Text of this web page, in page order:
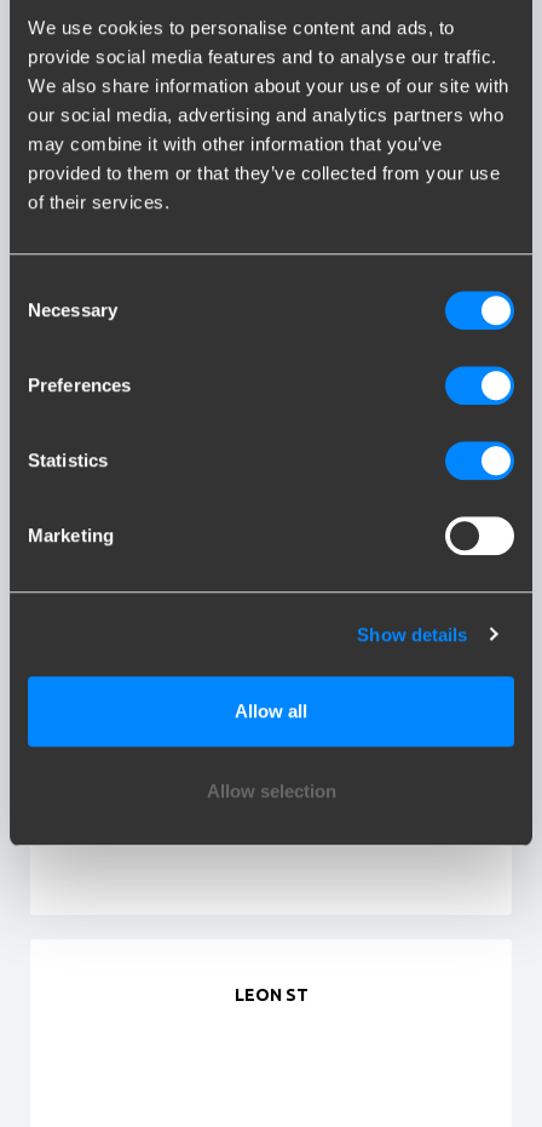
We use cookies to personalise content and ads, to
provide social media features and to analyse our traffic.
We also share information about your use of our site with
our social media, advertising and analytics partners who
may combine it with other information that you’ve
provided to them or that they’ve collected from your use
of their services.
Selection
Necessary
Preferences
Statistics
Marketing
Show details
Allow all
Allow selection
ATECA
LEON ST